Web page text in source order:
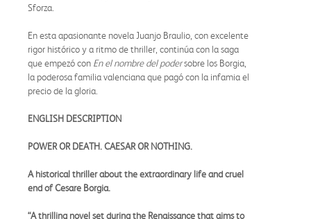
Sforza.
En esta apasionante novela Juanjo Braulio, con excelente
rigor histórico y a ritmo de thriller, continúa con la saga
que empezó con En el nombre del podersobre los Borgia,
la poderosa familia valenciana que pagó con la infamia el
precio de la gloria.
ENGLISH DESCRIPTION
POWER OR DEATH. CAESAR OR NOTHING.
A historical thriller about the extraordinary life and cruel
end of Cesare Borgia.
“A thrilling novel set during the Renaissance that aims to